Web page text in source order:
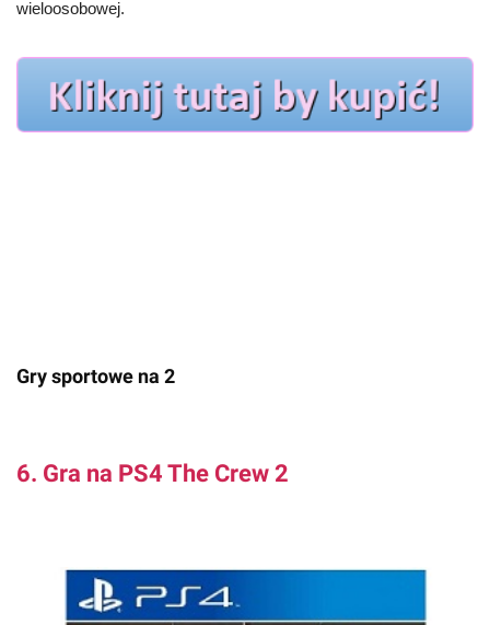
wieloosobowej.
Gry sportowe na 2
6. Gra na PS4 The Crew 2